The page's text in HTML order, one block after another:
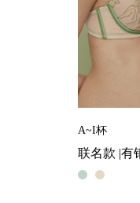
A~I杯
联名款 |有